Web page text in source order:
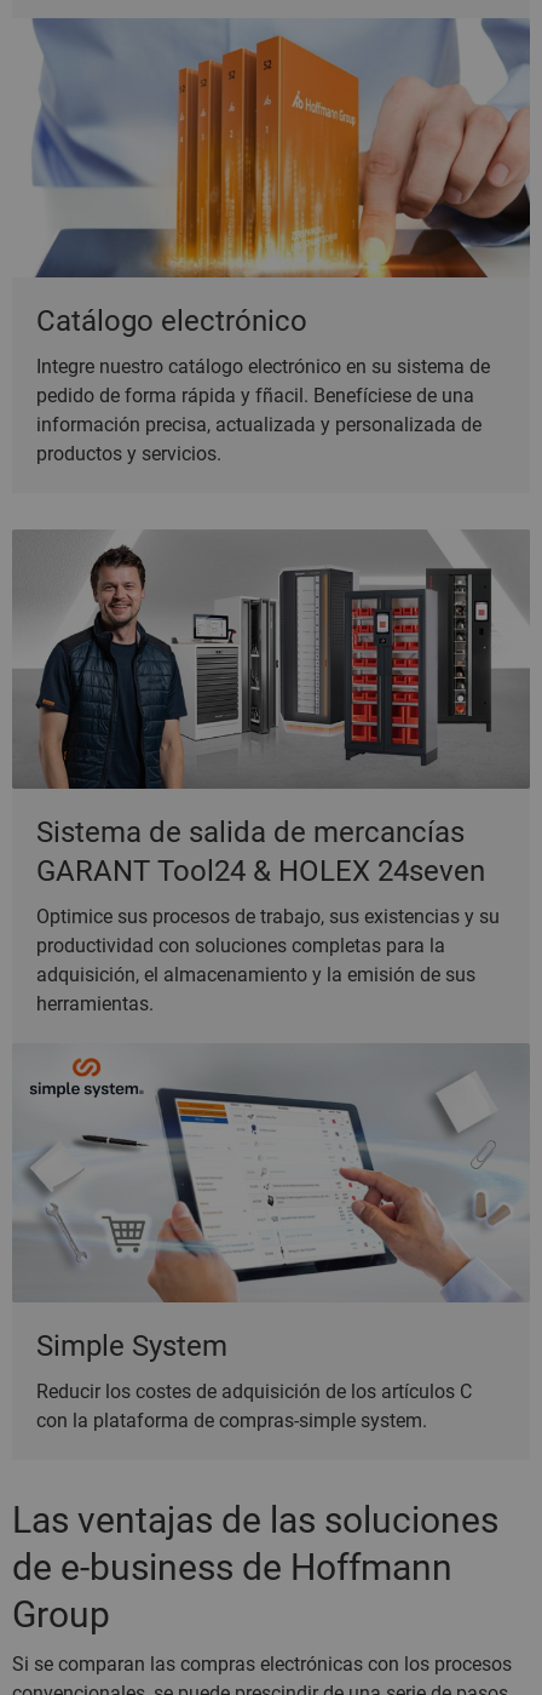
Catálogo electrónico
Integre nuestro catálogo electrónico en su sistema de
pedido de forma rápida y fñacil. Benefíciese de una
información precisa, actualizada y personalizada de
productos y servicios.
Sistema de salida de mercancías
GARANT Tool24 & HOLEX 24seven
Optimice sus procesos de trabajo, sus existencias y su
productividad con soluciones completas para la
adquisición, el almacenamiento y la emisión de sus
herramientas.
Simple System
Reducir los costes de adquisición de los artículos C
con la plataforma de compras-simple system.
Las ventajas de las soluciones
de e-business de Hoffmann
Group
Si se comparan las compras electrónicas con los procesos